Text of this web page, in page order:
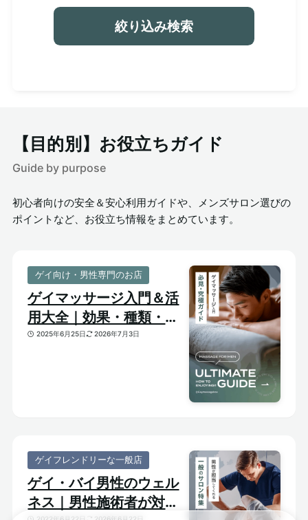
絞り込み検索
【目的別】お役立ちガイド
Guide by purpose
初心者向けの安全＆安心利用ガイドや、メンズサロン選びの
ポイントなど、お役立ち情報をまとめています。
ゲイ向け・男性専門のお店
ゲイマッサージ入門＆活
用大全｜効果・種類・選
び方がわかる体験ガイド
2025年6月25日 2026年7月3日
ゲイフレンドリーな一般店
ゲイ・バイ男性のウェル
ネス｜男性施術者が対応